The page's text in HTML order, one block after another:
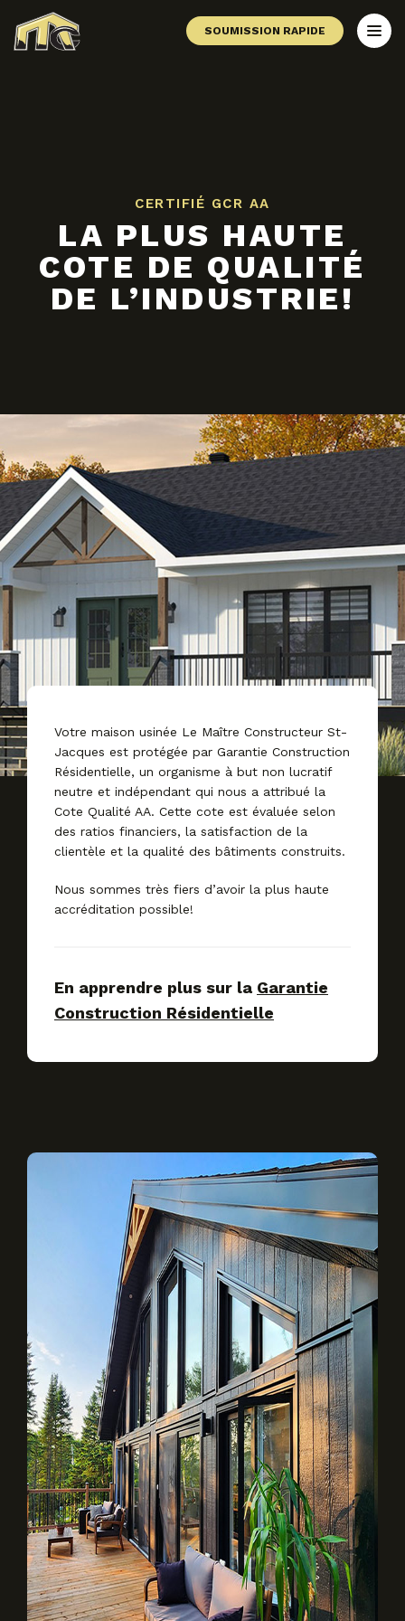
SOUMISSION RAPIDE
CERTIFIÉ GCR AA
LA PLUS HAUTE
COTE DE QUALITÉ
DE L’INDUSTRIE!
Votre maison usinée Le Maître Constructeur St-
Jacques est protégée par Garantie Construction
Résidentielle, un organisme à but non lucratif
neutre et indépendant qui nous a attribué la
Cote Qualité AA. Cette cote est évaluée selon
des ratios financiers, la satisfaction de la
clientèle et la qualité des bâtiments construits.
Nous sommes très fiers d’avoir la plus haute
accréditation possible!
En apprendre plus sur la Garantie
Construction Résidentielle